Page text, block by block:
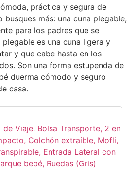
práctica y segura de
busques más: una cuna plegable,
para los padres que se
plegable es una cuna ligera y
y que cabe hasta en los
Son una forma estupenda de
duerma cómodo y seguro
casa.